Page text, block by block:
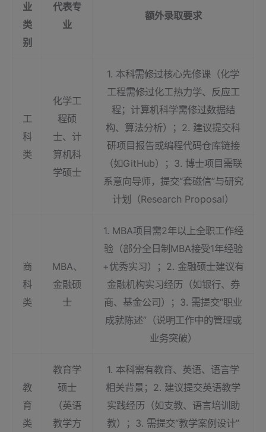
业
类
别
代表专
业
额外录取要求
工
科
类
化学工
程硕
士、计
算机科
学硕士
1. 本科需修过核心先修课（化学
工程需修过化工热力学、反应工
程；计算机科学需修过数据结
构、算法分析）；2. 建议提交科
研项目报告或编程代码仓库链接
（如GitHub）；3. 博士项目需联
系意向导师，提交“套磁信”与研究
计划（Research Proposal）
商
科
类
MBA、
金融硕
士
1. MBA项目需2年以上全职工作经
验（部分全日制MBA接受1年经验
+优秀实习）；2. 金融硕士建议有
金融机构实习经历（如银行、券
商、基金公司）；3. 需提交“职业
成就陈述”（说明工作中的管理或
业务突破）
教
育
类
教育学
硕士
（英语
教学方
1. 本科需有教育、英语、语言学
相关背景；2. 建议提交英语教学
实践经历（如支教、语言培训助
教）；3. 需提交“教学案例设计”